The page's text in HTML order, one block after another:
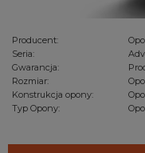
Producent:
Seria:
Gwarancja:
Rozmiar:
Konstrukcja opony:
Typ Opony: